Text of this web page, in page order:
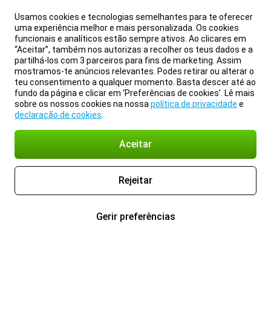
Usamos cookies e tecnologias semelhantes para te oferecer
uma experiência melhor e mais personalizada. Os cookies
funcionais e analíticos estão sempre ativos. Ao clicares em
“Aceitar”, também nos autorizas a recolher os teus dados e a
partilhá-los com 3 parceiros para fins de marketing. Assim
mostramos-te anúncios relevantes. Podes retirar ou alterar o
teu consentimento a qualquer momento. Basta descer até ao
fundo da página e clicar em ‘Preferências de cookies’. Lê mais
sobre os nossos cookies na nossa política de privacidade e
declaração de cookies
Aceitar
Rejeitar
Gerir preferências